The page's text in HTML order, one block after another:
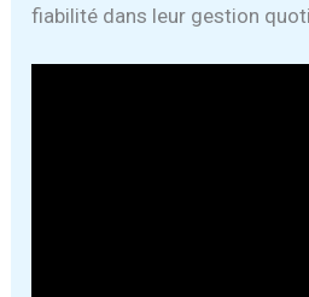
fiabilité dans leur gestion